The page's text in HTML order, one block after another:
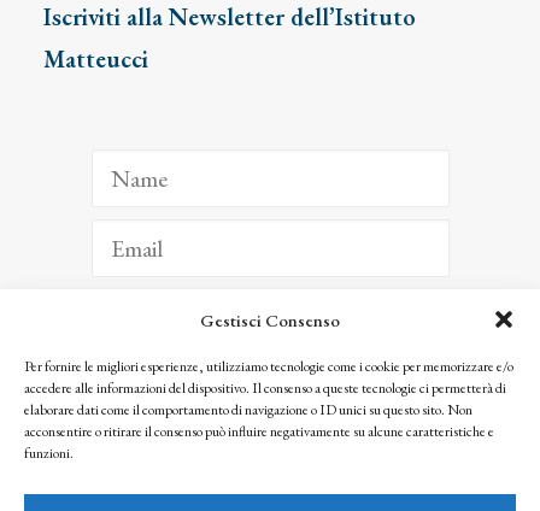
Gestisci Consenso
Per fornire le migliori esperienze, utilizziamo tecnologie come i cookie per memorizzare e/o
accedere alle informazioni del dispositivo. Il consenso a queste tecnologie ci permetterà di
elaborare dati come il comportamento di navigazione o ID unici su questo sito. Non
acconsentire o ritirare il consenso può influire negativamente su alcune caratteristiche e
funzioni.
Iscriviti alla Newsletter dell’Istituto
Matteucci
ISCRIVITI
Facendo clic per iscriverti, riconosci che le tue informazioni saranno trattate
seguendo la nostra Privacy Policy
© 2025 Istituto Matteucci. All right reserved
l’autorizzazione scritta dei proprietari dei diritti e dell’Istituto Matteucci